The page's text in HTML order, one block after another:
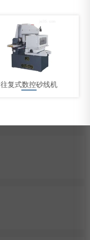
往复式数控砂线机